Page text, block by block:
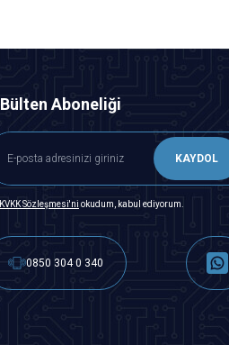
Aboneliği
KAYDOL
KVKK Sözleşmesi'ni okudum, kabul ediyorum.
0850 304 0 340